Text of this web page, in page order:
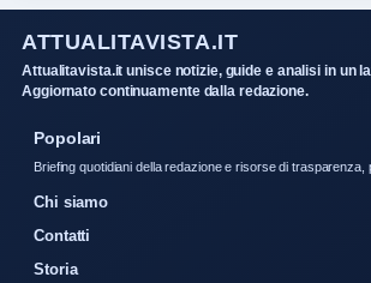
ATTUALITAVISTA.IT
Attualitavista.it unisce notizie, guide e analisi in un
Aggiornato continuamente dalla redazione.
Popolari
Briefing quotidiani della redazione e risorse di
Chi siamo
Contatti
Storia